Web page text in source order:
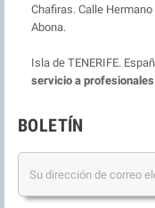
Chafiras. Calle
Abona.
Isla de TENERIFE.
servicio a profesionales
BOLETÍN